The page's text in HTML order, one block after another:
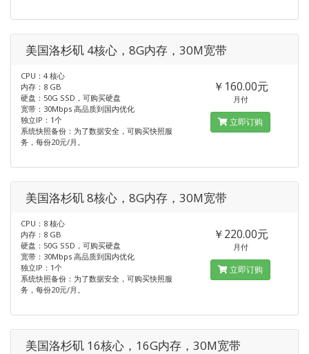
美国洛杉矶 4核心，8G内存，30M宽带
CPU：4 核心
内存：8 GB
硬盘：50G SSD，可购买硬盘
宽带：30Mbps 高品质到国内优化
独立IP：1个
系统快照备份：为了数据安全，可购买快照服
务，每份20元/月。
￥160.00元
月付
立即订购
美国洛杉矶 8核心，8G内存，30M宽带
CPU：8 核心
内存：8 GB
硬盘：50G SSD，可购买硬盘
宽带：30Mbps 高品质到国内优化
独立IP：1个
系统快照备份：为了数据安全，可购买快照服
务，每份20元/月。
￥220.00元
月付
立即订购
美国洛杉矶 16核心，16G内存，30M宽带